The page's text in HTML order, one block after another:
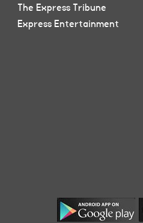
The Express Tribune
Express Entertainment